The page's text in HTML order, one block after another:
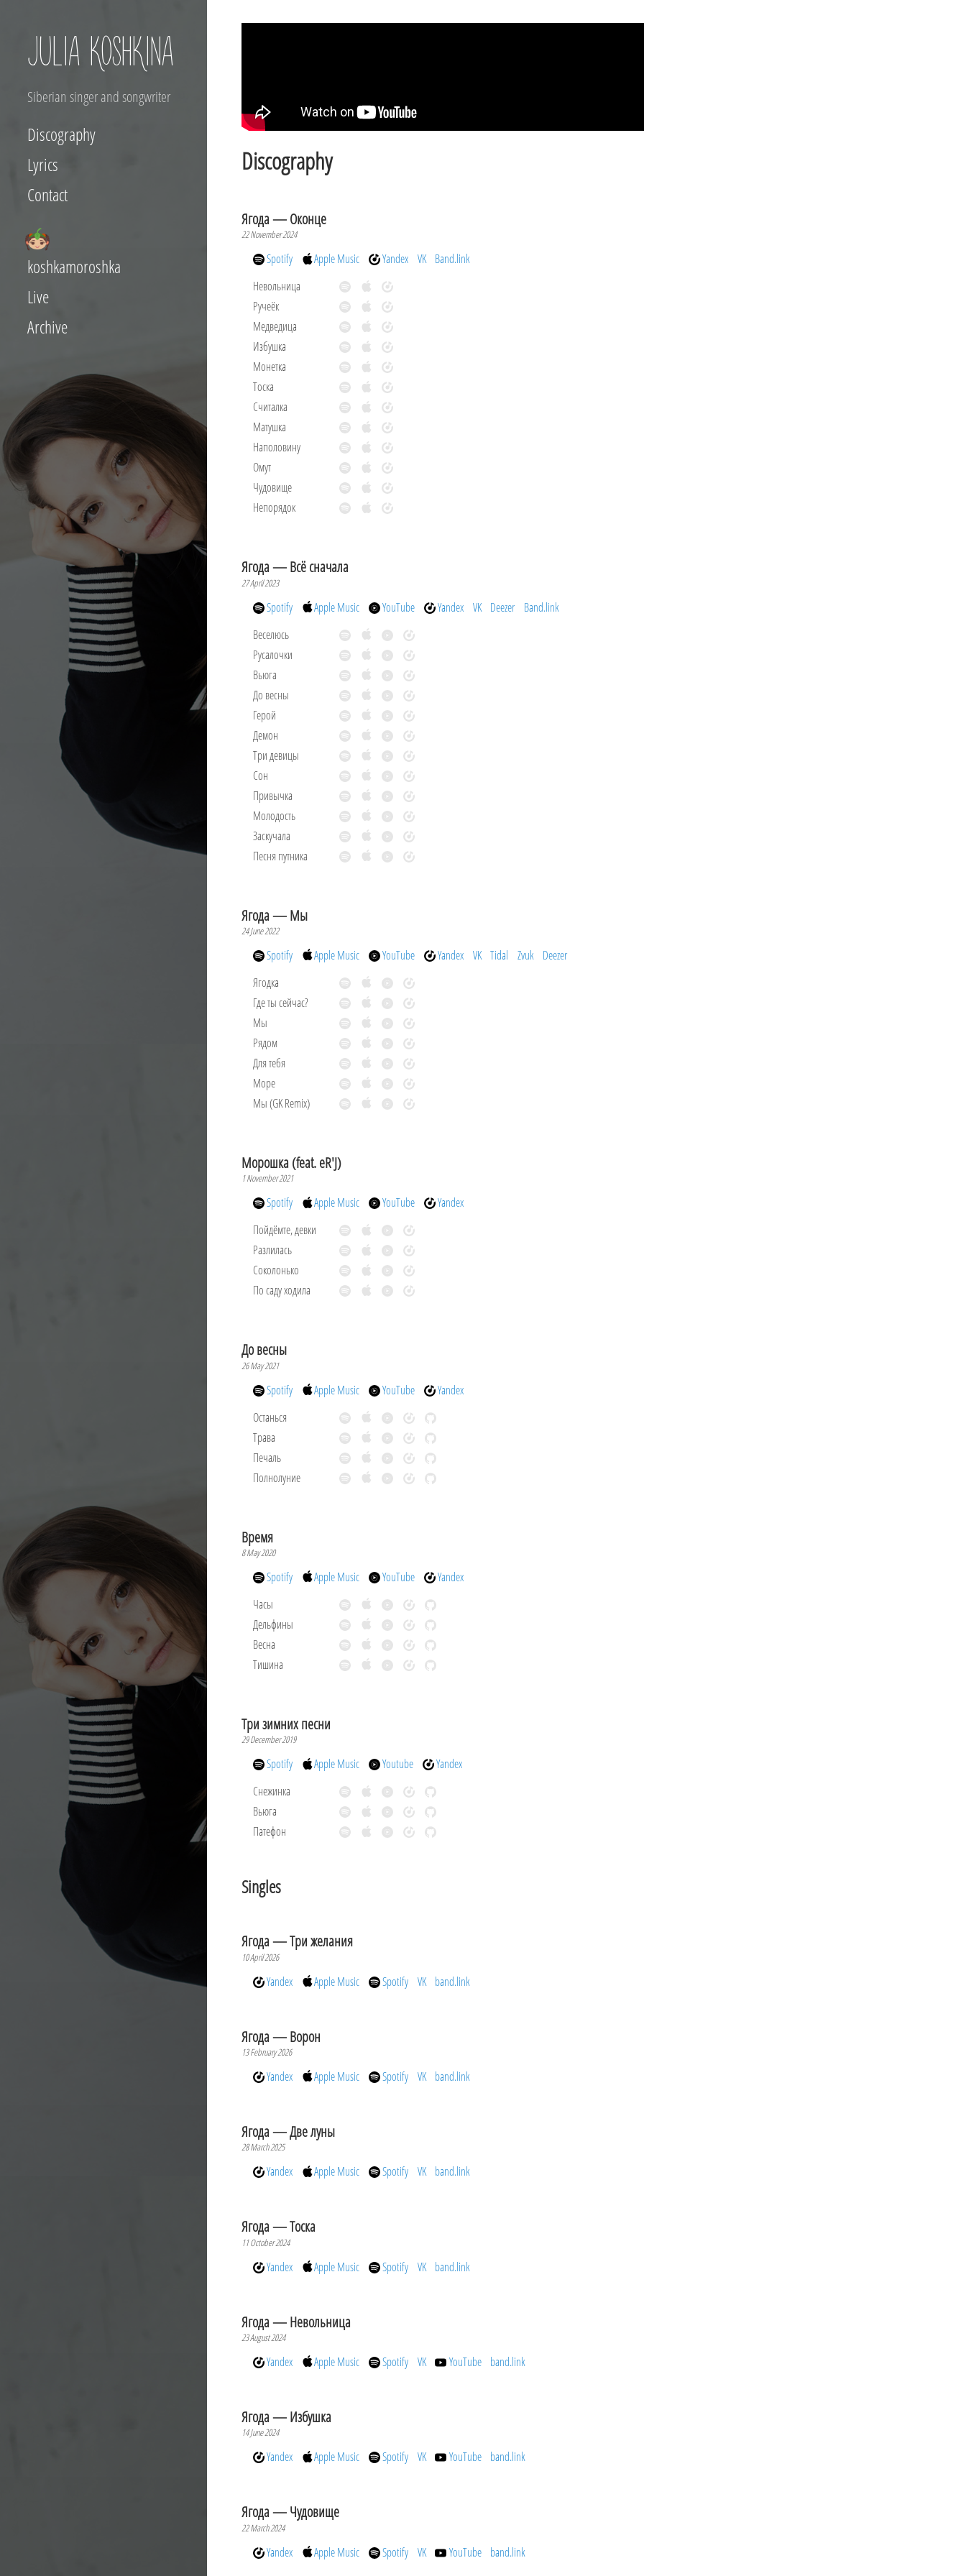
JULIA KOSHKINA
Siberian singer and songwriter
Discography
Lyrics
Contact
koshkamoroshka
Live
Archive
Discography
Ягода — Оконце
22 November 2024
Spotify Apple Music Yandex VK
Band.link
Невольница
Ручеёк
Медведица
Избушка
Монетка
Тоска
Считалка
Матушка
Наполовину
Омут
Чудовище
Непорядок
Ягода — Всё сначала
27 April 2023
Spotify Apple Music YouTube Yandex VK Deezer
Band.link
Веселюсь
Русалочки
Вьюга
До весны
Герой
Демон
Три девицы
Сон
Привычка
Молодость
Заскучала
Песня путника
Ягода — Мы
24 June 2022
Spotify Apple Music YouTube Yandex VK Tidal Zvuk
Deezer
Ягодка
Где ты сейчас?
Мы
Рядом
Для тебя
Море
Мы (GK Remix)
Морошка (feat. eR'J)
1 November 2021
Spotify Apple Music YouTube
Yandex
Пойдёмте, девки
Разлилась
Соколонько
По саду ходила
До весны
26 May 2021
Spotify Apple Music YouTube
Yandex
Останься
Трава
Печаль
Полнолуние
Время
8 May 2020
Spotify Apple Music YouTube
Yandex
Часы
Дельфины
Весна
Тишина
Три зимних песни
29 December 2019
Spotify Apple Music Youtube
Yandex
Снежинка
Вьюга
Патефон
Singles
Ягода — Три желания
10 April 2026
Yandex Apple Music Spotify VK band.link
Ягода — Ворон
13 February 2026
Yandex Apple Music Spotify VK band.link
Ягода — Две луны
28 March 2025
Yandex Apple Music Spotify VK band.link
Ягода — Тоска
11 October 2024
Yandex Apple Music Spotify VK band.link
Ягода — Невольница
23 August 2024
Yandex Apple Music Spotify VK YouTube band.link
Ягода — Избушка
14 June 2024
Yandex Apple Music Spotify VK YouTube band.link
Ягода — Чудовище
22 March 2024
Yandex Apple Music Spotify VK YouTube band.link